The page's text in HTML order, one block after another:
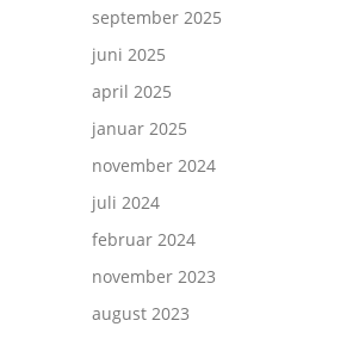
september 2025
juni 2025
april 2025
januar 2025
november 2024
juli 2024
februar 2024
november 2023
august 2023